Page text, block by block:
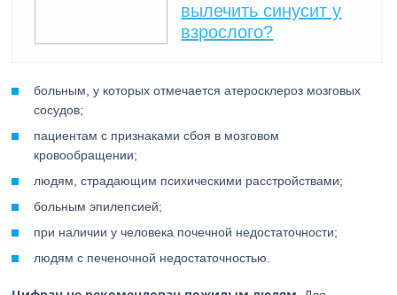
вылечить синусит у
взрослого?
больным, у которых отмечается атеросклероз мозговых
сосудов;
пациентам с признаками сбоя в мозговом
кровообращении;
людям, страдающим психическими расстройствами;
больным эпилепсией;
при наличии у человека почечной недостаточности;
людям с печеночной недостаточностью.